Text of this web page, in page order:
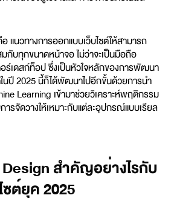
แนวทางการออกแบบเว็บไซต์ให้สามารถ
กับทุกขนาดหน้าจอ ไม่ว่าจะเป็นมือถือ
ร์เดสก์ท็อป ซึ่งเป็นหัวใจหลักของการพัฒนา
นปี 2025 นี้ก็ได้พัฒนาไปอีกขั้นด้วยการนำ
Learning เข้ามาช่วยวิเคราะห์พฤติกรรม
ารจัดวางให้เหมาะกับแต่ละอุปกรณ์แบบเรียล
สำคัญอย่างไรกับ
ซต์ยุค 2025